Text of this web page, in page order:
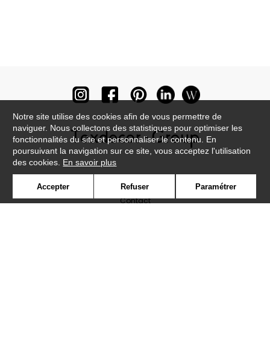
Contact
Notre site utilise des cookies afin de vous permettre de
naviguer. Nous collectons des statistiques pour optimiser les
fonctionnalités du site et personnaliser le contenu. En
poursuivant la navigation sur ce site, vous acceptez l'utilisation
des cookies. En savoir plus
Accepter Refuser Paramétrer